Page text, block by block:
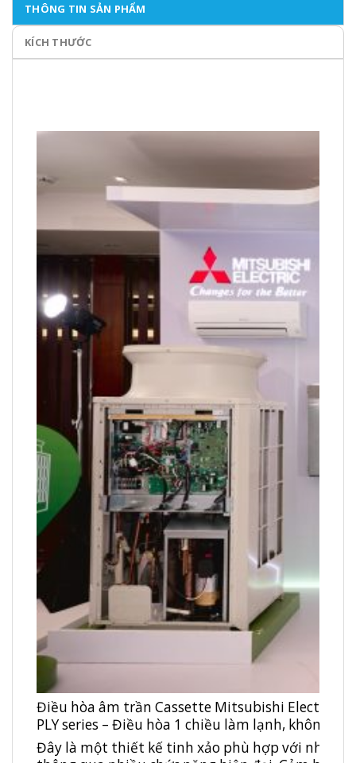
THÔNG TIN SẢN PHẨM
KÍCH THƯỚC
Điều hòa âm trần Cassette Mitsubishi Electric
PLY series – Điều hòa 1 chiều làm lạnh, không
Đây là một thiết kế tinh xảo phù hợp với nhiều